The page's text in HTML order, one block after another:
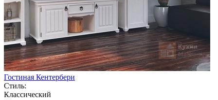
Гостиная Кентербери
Стиль:
Классический